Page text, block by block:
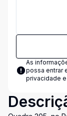
As
possa entrar
privacidade